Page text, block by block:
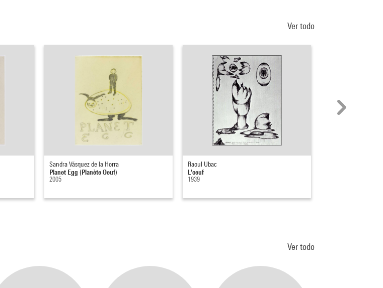
Ver todo
Sandra Vásquez de la Horra
Planet Egg (Planète Oeuf)
2005
Raoul Ubac
L'oeuf
1939
Ver todo